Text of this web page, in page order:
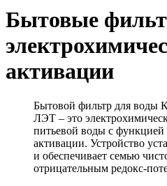
Бытовые
активации
Бытовой фильтр для воды
ЛЭТ – это
питьевой воды с функцией
активации. Устройство
и обеспечивает семью
отрицательным редокс-